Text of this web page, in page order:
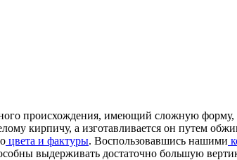
происхождения, имеющий сложную форму,
кирпичу, а изготавливается он путем
цвета и фактуры. Воспользовавшись нашими
выдерживать достаточно большую